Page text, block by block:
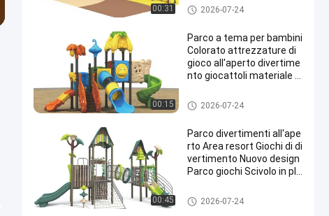
00:31 Parco giochi all'aperto
2026-07-24
00:15
Parco a tema per bambini
Colorato attrezzature di
gioco all'aperto divertime
nto giocattoli materiale di
cuola
Parco giochi all'aperto
2026-07-24
00:45
Parco divertimenti all'ape
rto Area resort Giochi di di
vertimento Nuovo design
Parco giochi Scivolo in pla
to per bambini
Parco giochi all'aperto
2026-07-24